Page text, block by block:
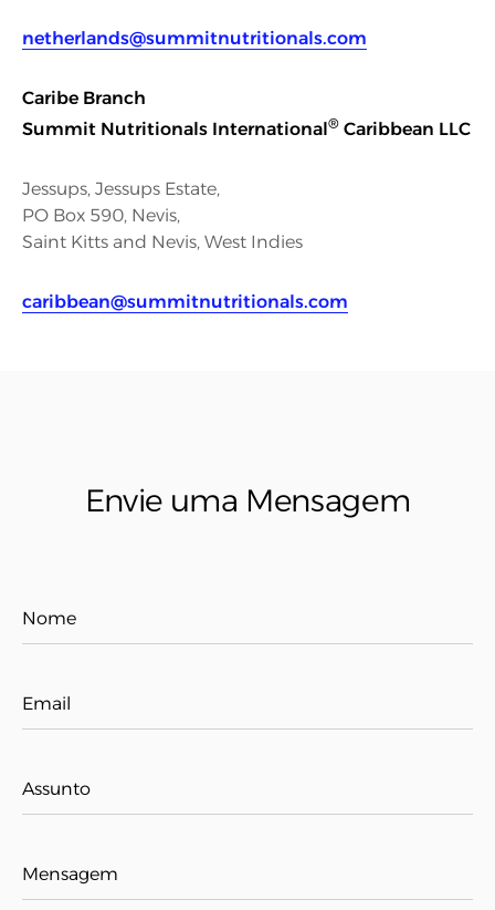
netherlands@summitnutritionals.com
Caribe Branch
Summit Nutritionals International® Caribbean LLC
Jessups, Jessups Estate,
PO Box 590, Nevis,
Saint Kitts and Nevis, West Indies
caribbean@summitnutritionals.com
Envie uma Mensagem
Nome
Email
Assunto
Mensagem